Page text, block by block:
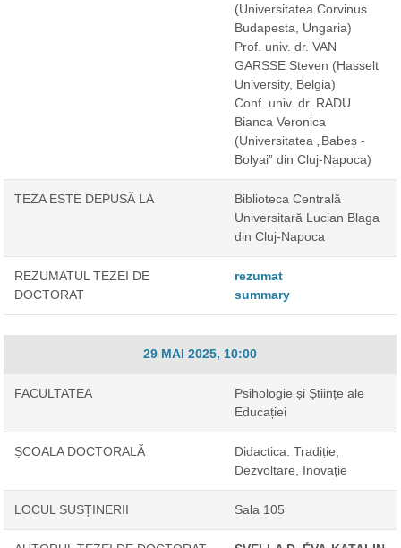
(Universitatea Corvinus
Budapesta, Ungaria)
Prof. univ. dr. VAN
GARSSE Steven (Hasselt
University, Belgia)
Conf. univ. dr. RADU
Bianca Veronica
(Universitatea „Babeș -
Bolyai” din Cluj-Napoca)
TEZA ESTE DEPUSĂ LA
Biblioteca Centrală
Universitară Lucian Blaga
din Cluj-Napoca
REZUMATUL TEZEI DE
DOCTORAT
rezumat
summary
29 MAI 2025, 10:00
FACULTATEA
Psihologie și Științe ale
Educației
ȘCOALA DOCTORALĂ
Didactica. Tradiție,
Dezvoltare, Inovație
LOCUL SUSȚINERII Sala 105